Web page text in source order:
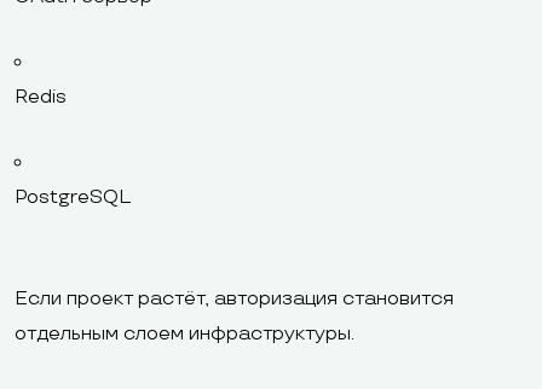
Redis
PostgreSQL
Если проект растёт, авторизация становится
отдельным слоем инфраструктуры.